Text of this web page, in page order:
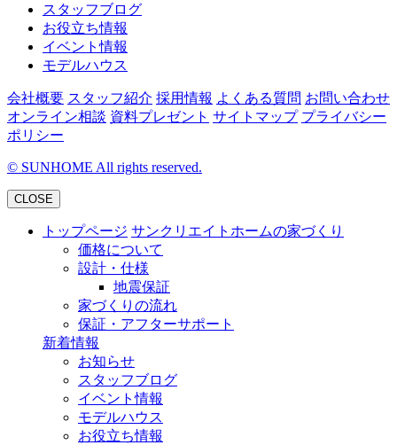
スタッフブログ
お役立ち情報
イベント情報
モデルハウス
会社概要 スタッフ紹介 採用情報 よくある質問 お問い合わせ
オンライン相談 資料プレゼント サイトマップ プライバシー
ポリシー
© SUNHOME All rights reserved.
CLOSE
トップページ サンクリエイトホームの家づくり
価格について
設計・仕様
地震保証
家づくりの流れ
保証・アフターサポート
新着情報
お知らせ
スタッフブログ
イベント情報
モデルハウス
お役立ち情報